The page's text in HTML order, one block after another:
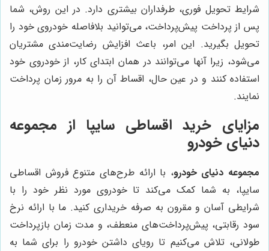
شرایط تحویل فوری، طرفداران بیشتری دارد. در این روش، شما
پس از پرداخت پیش‌پرداخت، می‌توانید بلافاصله خودروی خود را
تحویل بگیرید. این امر، باعث افزایش رضایت‌مندی مشتریان
می‌شود، زیرا آنها می‌توانند در همان ابتدای کار، از خودروی خود
استفاده کنند و در عین حال، اقساط آن را به مرور زمان پرداخت
نمایند.
مزایای خرید اقساطی سایپا از مجموعه
دنیای خودرو
مجموعه دنیای خودرو، با ارائه طرح‌های متنوع فروش اقساطی
سایپا، به شما کمک می‌کند تا خودروی مورد نظر خود را با
شرایطی آسان و مقرون به صرفه خریداری کنید. ما با ارائه نرخ
سود رقابتی، پیش‌پرداخت‌های منعطف، و مدت زمان بازپرداخت
طولانی، تلاش می‌کنیم تا رویای داشتن خودرو را برای شما به